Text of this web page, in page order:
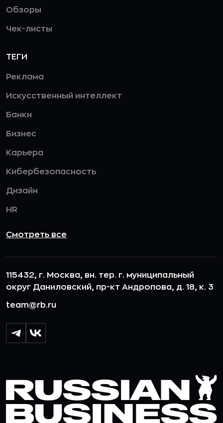
Обзоры
Чек-листы
ТЕГИ
Реклама
Искусственный интеллект
Банки
Бизнес
Карьера
Кибербезопасность
Дизайн
HR
Смотреть все
115432, г. Москва, вн. тер. г. муниципальный
округ Даниловский, пр-кт Андропова, д. 18, к. 3
team@rb.ru